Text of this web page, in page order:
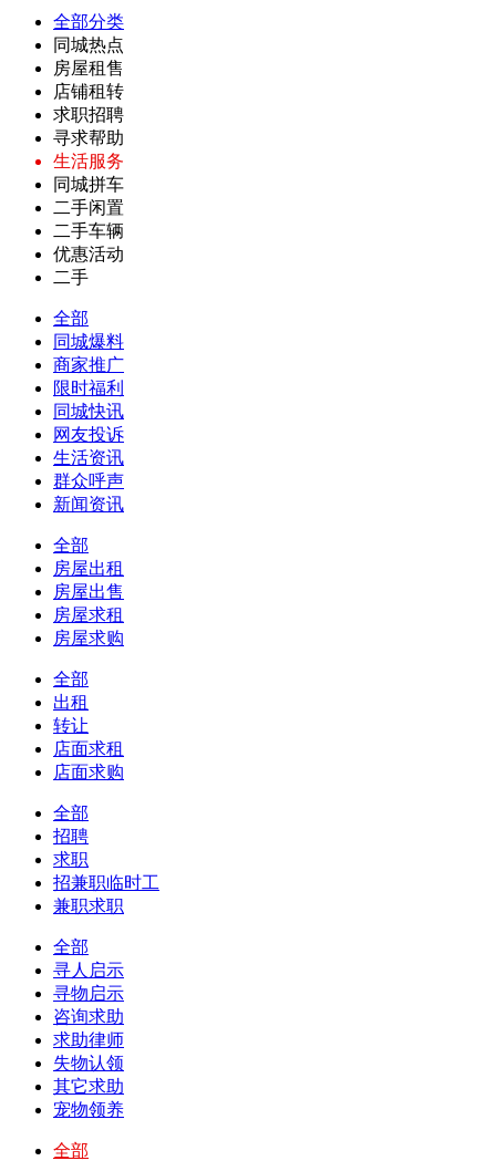
全部分类
同城热点
房屋租售
店铺租转
求职招聘
寻求帮助
生活服务
同城拼车
二手闲置
二手车辆
优惠活动
二手
全部
同城爆料
商家推广
限时福利
同城快讯
网友投诉
生活资讯
群众呼声
新闻资讯
全部
房屋出租
房屋出售
房屋求租
房屋求购
全部
出租
转让
店面求租
店面求购
全部
招聘
求职
招兼职临时工
兼职求职
全部
寻人启示
寻物启示
咨询求助
求助律师
失物认领
其它求助
宠物领养
全部